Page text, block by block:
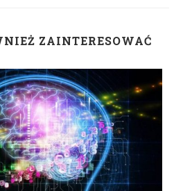
ZAINTERESOWAĆ